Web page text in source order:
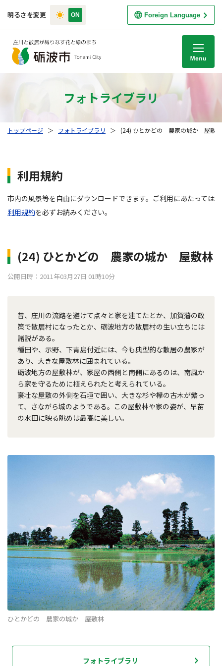
明るさを変更 Foreign Language
フォトライブラリ
トップページ ＞ フォトライブラリ ＞ (24) ひとかどの 農家の城か 屋敷林
利用規約
市内の風景等を自由にダウンロードできます。ご利用にあたっては
利用規約を必ずお読みください。
(24) ひとかどの 農家の城か 屋敷林
公開日時：2011年03月27日 01時10分
昔、庄川の流路を避けて点々と家を建てたとか、加賀藩の政
策で散居村になったとか、砺波地方の散居村の生い立ちには
諸説がある。
種田や、示野、下青島付近には、今も典型的な散居の農家が
あり、大きな屋敷林に囲まれている。
砺波地方の屋敷林が、家屋の西側と南側にあるのは、南風か
ら家を守るために植えられたと考えられている。
豪壮な屋敷の外側を石垣で囲い、大きな杉や欅の古木が繁っ
て、さながら城のようである。この屋敷林や家の姿が、早苗
の水田に映る眺めは最高に美しい。
ひとかどの 農家の城か 屋敷林
フォトライブラリ